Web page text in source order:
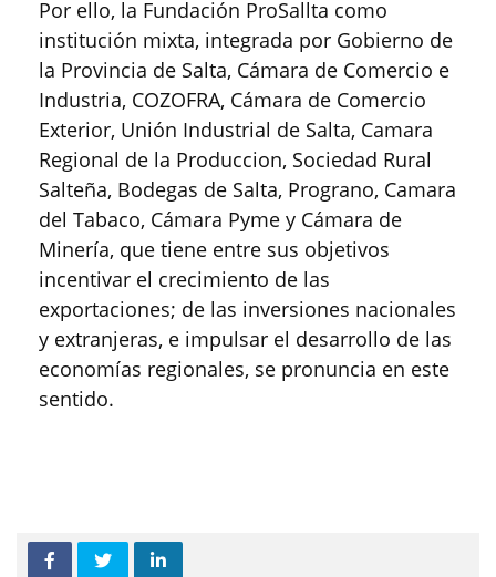
Por ello, la Fundación ProSallta como
institución mixta, integrada por Gobierno de
la Provincia de Salta, Cámara de Comercio e
Industria, COZOFRA, Cámara de Comercio
Exterior, Unión Industrial de Salta, Camara
Regional de la Produccion, Sociedad Rural
Salteña, Bodegas de Salta, Prograno, Camara
del Tabaco, Cámara Pyme y Cámara de
Minería, que tiene entre sus objetivos
incentivar el crecimiento de las
exportaciones; de las inversiones nacionales
y extranjeras, e impulsar el desarrollo de las
economías regionales, se pronuncia en este
sentido.